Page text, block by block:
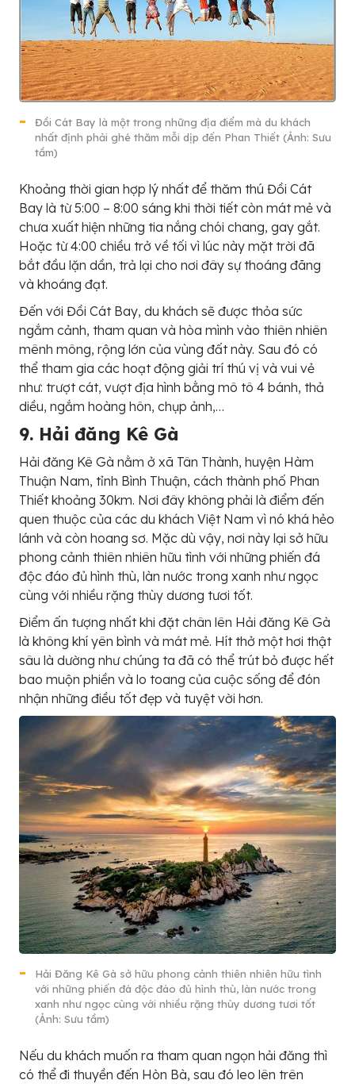
Đồi Cát Bay là một trong những địa điểm mà du khách
nhất định phải ghé thăm mỗi dịp đến Phan Thiết (Ảnh: Sưu
tầm)
Khoảng thời gian hợp lý nhất để thăm thú Đồi Cát
Bay là từ 5:00 – 8:00 sáng khi thời tiết còn mát mẻ và
chưa xuất hiện những tia nắng chói chang, gay gắt.
Hoặc từ 4:00 chiều trở về tối vì lúc này mặt trời đã
bắt đầu lặn dần, trả lại cho nơi đây sự thoáng đãng
và khoáng đạt.
Đến với Đồi Cát Bay, du khách sẽ được thỏa sức
ngắm cảnh, tham quan và hòa mình vào thiên nhiên
mênh mông, rộng lớn của vùng đất này. Sau đó có
thể tham gia các hoạt động giải trí thú vị và vui vẻ
như: trượt cát, vượt địa hình bằng mô tô 4 bánh, thả
diều, ngắm hoàng hôn, chụp ảnh,…
9. Hải đăng Kê Gà
Hải đăng Kê Gà nằm ở xã Tân Thành, huyện Hàm
Thuận Nam, tỉnh Bình Thuận, cách thành phố Phan
Thiết khoảng 30km. Nơi đây không phải là điểm đến
quen thuộc của các du khách Việt Nam vì nó khá hẻo
lánh và còn hoang sơ. Mặc dù vậy, nơi này lại sở hữu
phong cảnh thiên nhiên hữu tình với những phiến đá
độc đáo đủ hình thù, làn nước trong xanh như ngọc
cùng với nhiều rặng thùy dương tươi tốt.
Điểm ấn tượng nhất khi đặt chân lên Hải đăng Kê Gà
là không khí yên bình và mát mẻ. Hít thở một hơi thật
sâu là dường như chúng ta đã có thể trút bỏ được hết
bao muộn phiền và lo toang của cuộc sống để đón
nhận những điều tốt đẹp và tuyệt vời hơn.
Hải Đăng Kê Gà sở hữu phong cảnh thiên nhiên hữu tình
với những phiến đá độc đáo đủ hình thù, làn nước trong
xanh như ngọc cùng với nhiều rặng thùy dương tươi tốt
(Ảnh: Sưu tầm)
Nếu du khách muốn ra tham quan ngọn hải đăng thì
có thể đi thuyền đến Hòn Bà, sau đó leo lên trên